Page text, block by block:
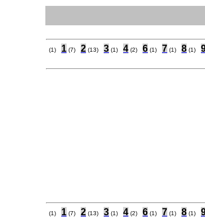
(1) 1 (7) 2 (13) 3 (1) 4 (2) 6 (1) 7 (1) 8 (1)
(1) 1 (7) 2 (13) 3 (1) 4 (2) 6 (1) 7 (1) 8 (1)